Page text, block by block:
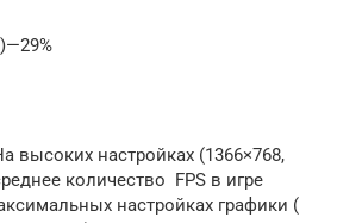
высоких настройках (1366×768,
количество FPS в игре
настройках графики (